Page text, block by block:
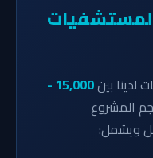
لدينا بين
15,000 -
المشروع
ويشمل: